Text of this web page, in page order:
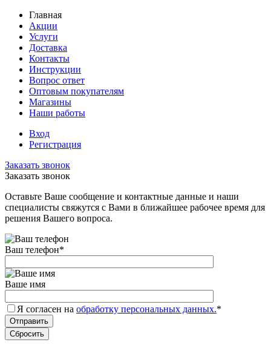
Главная
Акции
Услуги
Доставка
Контакты
Инструкции
Вопрос ответ
Оптовым покупателям
Магазины
Наши работы
Вход
Регистрация
Заказать звонок
Заказать звонок
Оставьте Ваше сообщение и контактные данные и наши
специалисты свяжутся с Вами в ближайшее рабочее время для
решения Вашего вопроса.
Ваш телефон*
Ваше имя
Я согласен на обработку персональных данных.*